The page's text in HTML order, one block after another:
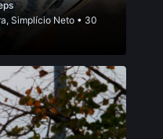
, Simplício Neto • 30